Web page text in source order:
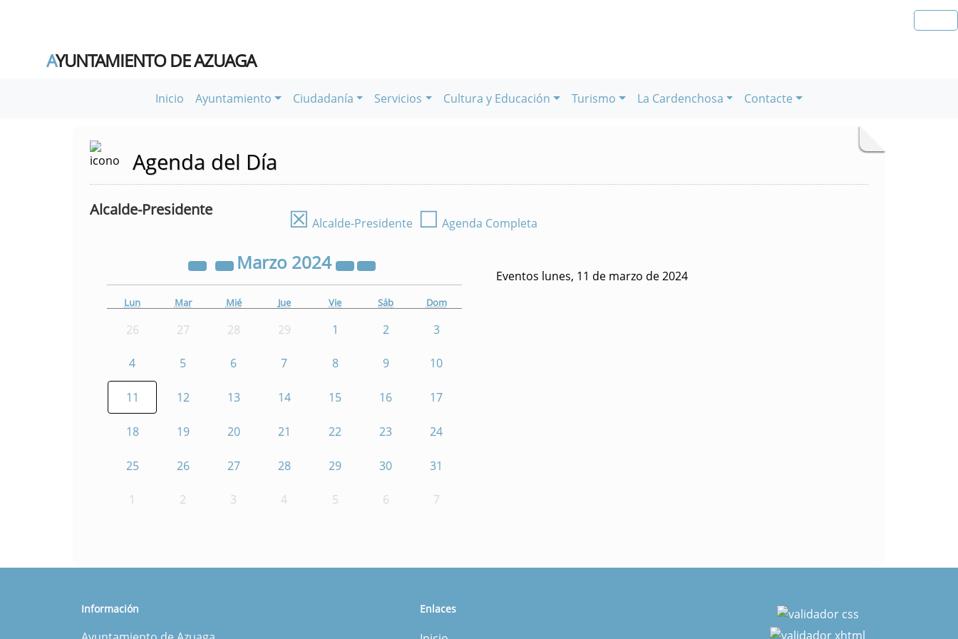
AYUNTAMIENTO DE AZUAGA
Inicio Ayuntamiento Ciudadanía Servicios Cultura y Educación Turismo La Cardenchosa Contacte
Agenda del Día
Alcalde-Presidente ☒ Alcalde-Presidente ☐ Agenda Completa
Marzo 2024
Lun Mar Mié Jue Vie Sáb Dom
26 27 28 29 1 2 3
4 5 6 7 8 9 10
11 12 13 14 15 16 17
18 19 20 21 22 23 24
25 26 27 28 29 30 31
1 2 3 4 5 6 7
Eventos lunes, 11 de marzo de 2024
Información Enlaces